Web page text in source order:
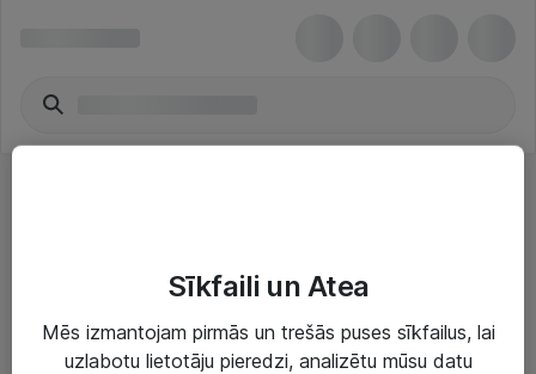
Sīkfaili un Atea
Mēs izmantojam pirmās un trešās puses sīkfailus, lai
uzlabotu lietotāju pieredzi, analizētu mūsu datu